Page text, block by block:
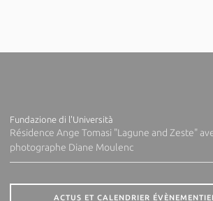
Fundazione di l'Università
Résidence Ange Tomasi "Lagune and Zeste"
photographe Diane Moulenc
ACTUS ET CALENDRIER ÉVÈNEMENTIEL